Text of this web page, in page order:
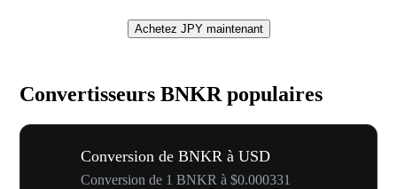
Achetez JPY maintenant
Convertisseurs BNKR populaires
Conversion de BNKR à USD
Conversion de 1 BNKR à $0.000331